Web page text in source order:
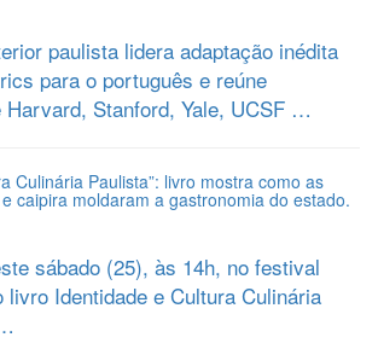
paulista lidera adaptação inédita
para o português e reúne
Stanford, Yale, UCSF …
Culinária Paulista”: livro mostra como as
caipira moldaram a gastronomia do estado.
sábado (25), às 14h, no festival
livro Identidade e Cultura Culinária